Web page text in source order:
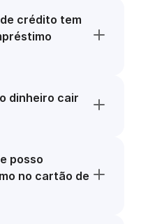
crédito tem
dinheiro cair
posso
no cartão de